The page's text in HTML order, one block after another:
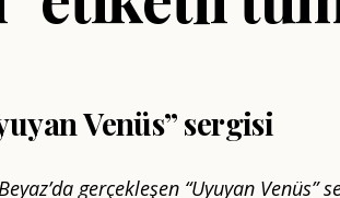
Venüs” sergisi
gerçekleşen “Uyuyan Venüs”